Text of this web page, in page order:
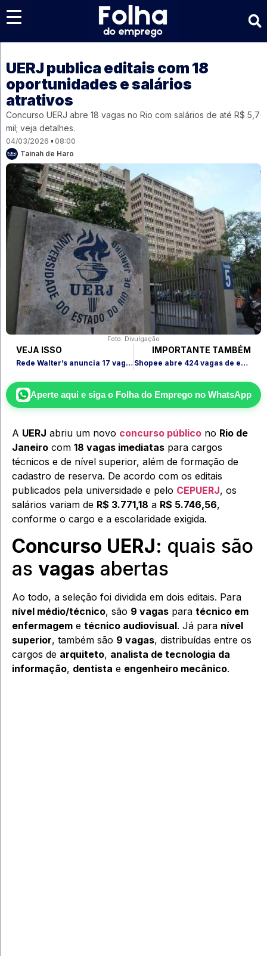
UERJ publica editais com 18
oportunidades e salários
atrativos
Concurso UERJ abre 18 vagas no Rio com salários de até R$ 5,7
mil; veja detalhes.
04/03/2026
08:00
Tainah de Haro
Foto: Divulgação
VEJA ISSO
Rede Walter’s anuncia 17 vagas na área da beleza no Rio
IMPORTANTE TAMBÉM
Shopee abre 424 vagas de emprego no Brasil em nova seleção
Aperte aqui e siga o Folha do Empregono WhatsApp
A UERJ abriu um novo concurso público no Rio de
Janeiro com 18 vagas imediatas para cargos
técnicos e de nível superior, além de formação de
cadastro de reserva. De acordo com os editais
publicados pela universidade e pelo CEPUERJ, os
salários variam de R$ 3.771,18 a R$ 5.746,56,
conforme o cargo e a escolaridade exigida.
Concurso UERJ: quais são
as vagas abertas
Ao todo, a seleção foi dividida em dois editais. Para
nível médio/técnico, são 9 vagas para técnico em
enfermagem e técnico audiovisual. Já para nível
superior, também são 9 vagas, distribuídas entre os
cargos de arquiteto, analista de tecnologia da
informação, dentista e engenheiro mecânico.